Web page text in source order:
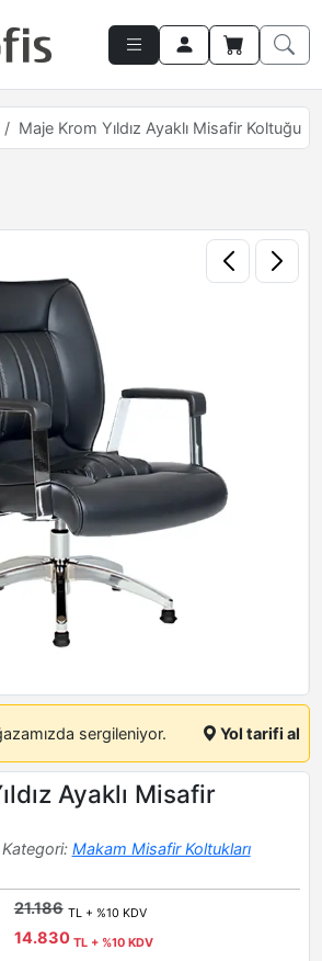
Maje Krom Yıldız Ayaklı Misafir Koltuğu
sergileniyor. Yol tarifi al
Ayaklı Misafir
Kategori: Makam Misafir Koltukları
21.186 TL + %10 KDV
14.830 TL + %10 KDV